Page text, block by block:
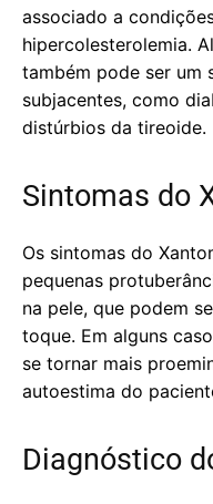
associado a
hipercolesterolemia.
também pode ser um
subjacentes, como
distúrbios da tireoide.
Sintomas do
Os sintomas do
pequenas
na pele, que podem
toque. Em alguns
se tornar mais
autoestima do
Diagnóstico